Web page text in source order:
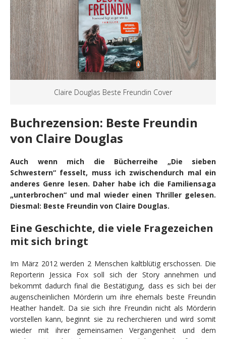
Claire Douglas Beste Freundin Cover
Buchrezension: Beste Freundin
von Claire Douglas
Auch wenn mich die Bücherreihe „Die sieben
Schwestern“ fesselt, muss ich zwischendurch mal ein
anderes Genre lesen. Daher habe ich die Familiensaga
„unterbrochen“ und mal wieder einen Thriller gelesen.
Diesmal: Beste Freundin von Claire Douglas.
Eine Geschichte, die viele Fragezeichen
mit sich bringt
Im März 2012 werden 2 Menschen kaltblütig erschossen. Die
Reporterin Jessica Fox soll sich der Story annehmen und
bekommt dadurch final die Bestätigung, dass es sich bei der
augenscheinlichen Mörderin um ihre ehemals beste Freundin
Heather handelt. Da sie sich ihre Freundin nicht als Mörderin
vorstellen kann, beginnt sie zu recherchieren und wird somit
wieder mit ihrer gemeinsamen Vergangenheit und dem